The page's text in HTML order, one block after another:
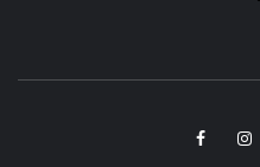
Facebook